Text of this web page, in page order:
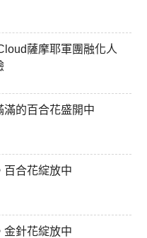
薩摩耶軍團融化人
的百合花盛開中
百合花綻放中
金針花綻放中